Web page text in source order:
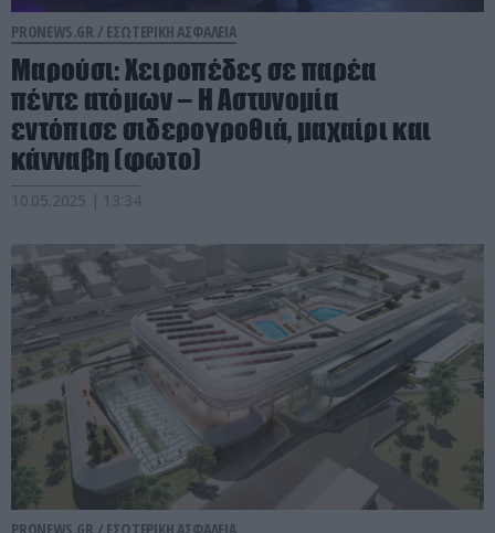
PRONEWS.GR / ΕΣΩΤΕΡΙΚΗ ΑΣΦΑΛΕΙΑ
Μαρούσι: Χειροπέδες σε παρέα
πέντε ατόμων – Η Αστυνομία
εντόπισε σιδερογροθιά, μαχαίρι και
κάνναβη (φωτο)
10.05.2025 | 13:34